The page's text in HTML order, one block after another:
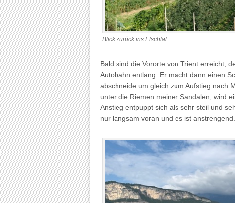
Blick zurück ins Etschtal
Bald sind die Vororte von Trient erreicht,
Autobahn entlang. Er macht dann einen
abschneide um gleich zum Aufstieg nach
unter die Riemen meiner Sandalen, wird
Anstieg entpuppt sich als sehr steil und
nur langsam voran und es ist